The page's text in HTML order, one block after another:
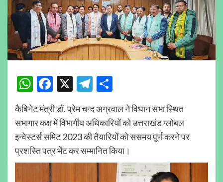
WhatsApp
Facebook
X Telegram
कैबिनेट मंत्री डॉ. प्रेम चन्द अग्रवाल ने विधान सभा स्थित
सभागार कक्ष में विभागीय अधिकारियों को उत्तराखंड ग्लोबल
इन्वेस्टर्स समिट 2023 की तैयारियों को ससमय पूर्ण करने पर
प्रशस्ति पत्र भेंट कर सम्मानित किया।